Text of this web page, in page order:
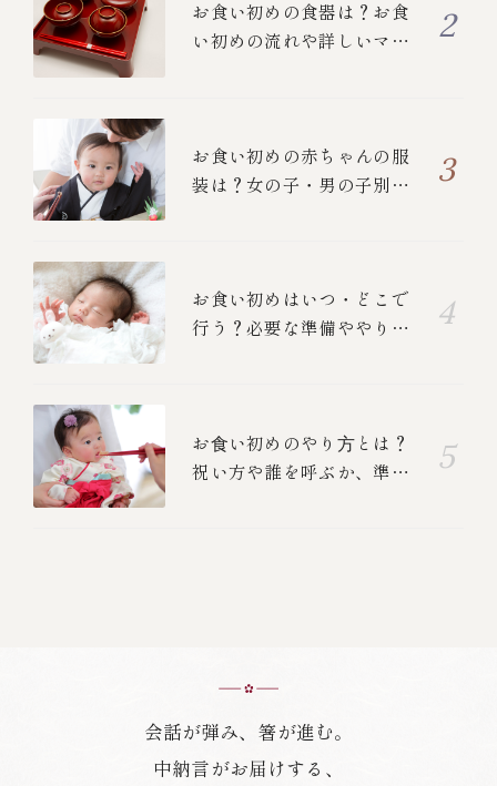
お食い初めの食器は？お食
い初めの流れや詳しいマナ
お食い初めの赤ちゃんの服
装は？女の子・男の子別の
お食い初めはいつ・どこで
行う？必要な準備ややり
お⾷い初めのやり⽅とは？
祝い方や誰を呼ぶか、準
会話が弾み、箸が進む。
中納言がお届けする、